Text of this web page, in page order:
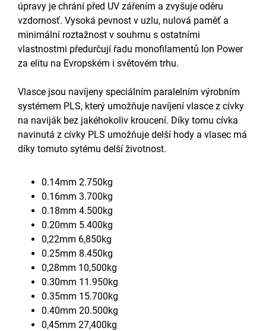
úpravy je chrání před UV zářením a zvyšuje oděru
vzdornosť. Vysoká pevnost v uzlu, nulová paměť a
minimální roztažnost v souhrnu s ostatními
vlastnostmi předurčují řadu monofilamentů Ion Power
za elitu na Evropském i světovém trhu.
Vlasce jsou navíjeny speciálním paralelním výrobním
systémem PLS, který umožňuje navíjení vlasce z cívky
na naviják bez jakéhokoliv kroucení. Díky tomu cívka
navinutá z cívky PLS umožňuje delší hody a vlasec má
díky tomuto sytému delší životnost.
0.14mm 2.750kg
0.16mm 3.700kg
0.18mm 4.500kg
0.20mm 5.400kg
0,22mm 6,850kg
0.25mm 8.450kg
0,28mm 10,500kg
0.30mm 11.950kg
0.35mm 15.700kg
0.40mm 20.500kg
0,45mm 27,400kg